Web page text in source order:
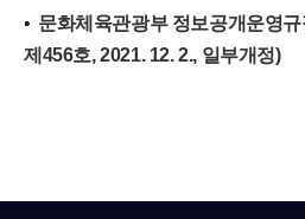
문화체육관광부 정보공개운영
제456호, 2021. 12. 2., 일부개정)